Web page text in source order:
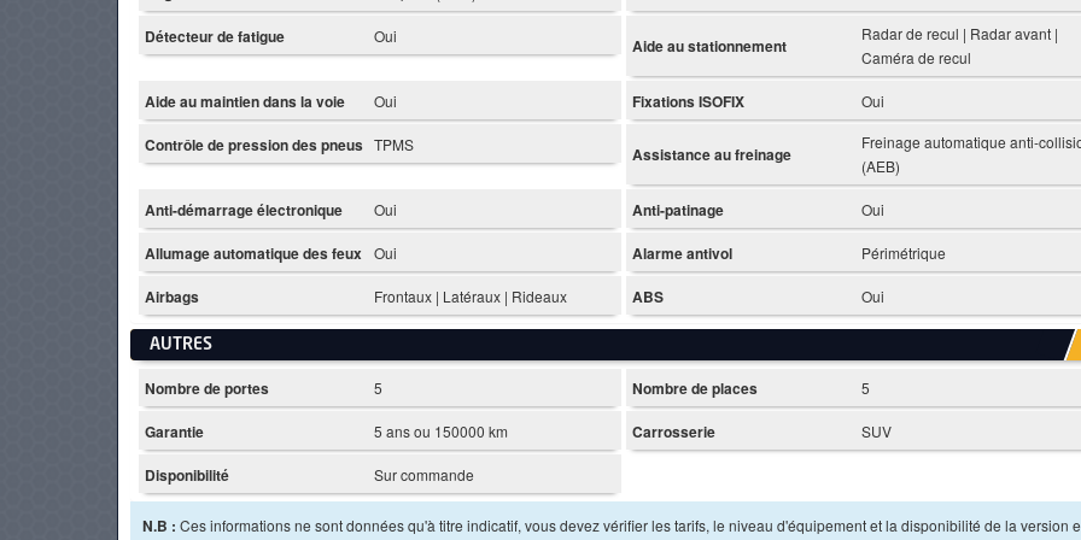
Détecteur de fatigue Oui Aide au stationnement
Radar de recul | Radar avant |
Caméra de recul
Aide au maintien dans la voie Oui Fixations ISOFIX Oui
Contrôle de pression des pneus TPMS Assistance au freinage
Freinage automatique anti-
(AEB)
Anti-démarrage électronique Oui Anti-patinage Oui
Allumage automatique des feux Oui Alarme antivol Périmétrique
Airbags Frontaux | Latéraux | Rideaux ABS Oui
AUTRES
Nombre de portes 5 Nombre de places 5
Garantie 5 ans ou 150000 km Carrosserie SUV
Disponibilité Sur commande
N.B : Ces informations ne sont données qu'à titre indicatif, vous devez vérifier les tarifs, le niveau d'équipement et la disponibilité de la version